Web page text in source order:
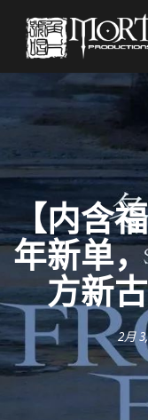
【内含
年新单
方新
2月